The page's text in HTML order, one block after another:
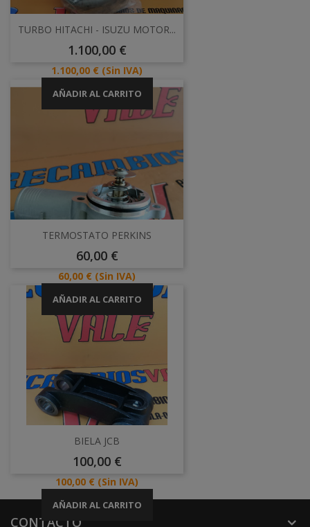
TURBO HITACHI - ISUZU MOTOR...
Precio
1.100,00 €
Precio
1.100,00 € (Sin IVA)
AÑADIR AL CARRITO
TERMOSTATO PERKINS
Precio
60,00 €
Precio
60,00 € (Sin IVA)
AÑADIR AL CARRITO
BIELA JCB
Precio
100,00 €
Precio
100,00 € (Sin IVA)
AÑADIR AL CARRITO
CONTACTO